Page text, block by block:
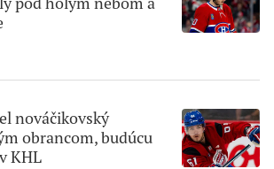
nováčikovský
obrancom, budúcu
KHL